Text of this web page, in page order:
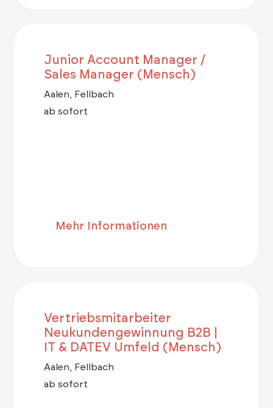
Junior Account Manager /
Sales Manager (Mensch)
Aalen, Fellbach
ab sofort
Mehr Informationen
Vertriebsmitarbeiter
Neukundengewinnung B2B |
IT & DATEV Umfeld (Mensch)
Aalen, Fellbach
ab sofort